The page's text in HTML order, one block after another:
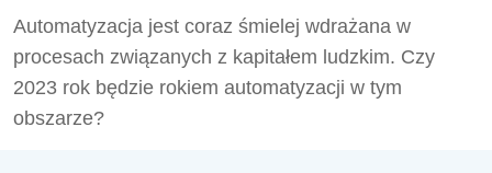
Automatyzacja jest coraz śmielej wdrażana w
procesach związanych z kapitałem ludzkim. Czy
2023 rok będzie rokiem automatyzacji w tym
obszarze?